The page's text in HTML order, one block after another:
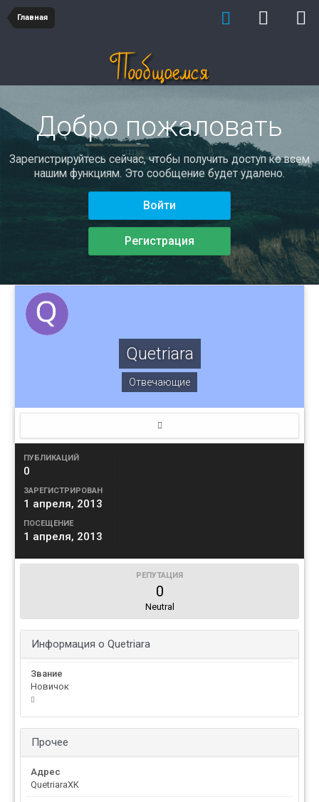
Главная
Добро пожаловать
Зарегистрируйтесь сейчас, чтобы получить доступ ко всем
нашим функциям. Это сообщение будет удалено.
Войти
Регистрация
Quetriara
Отвечающие
ПУБЛИКАЦИЙ
0
ЗАРЕГИСТРИРОВАН
1 апреля, 2013
ПОСЕЩЕНИЕ
1 апреля, 2013
РЕПУТАЦИЯ
0
Neutral
Информация о Quetriara
Звание
Новичок
Прочее
Адрес
QuetriaraXK